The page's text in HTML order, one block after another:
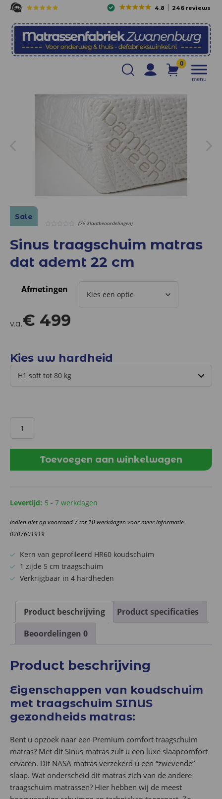
4.8 246 reviews
0
menu
Product beschrijving
Product specificaties
Beoordelingen 0
Product beschrijving
Eigenschappen van koudschuim
met traagschuim SINUS
gezondheids matras:
Bent u opzoek naar een Premium comfort traagschuim
matras? Met dit Sinus matras zult u een luxe slaapcomfort
ervaren. Dit NASA matras verzekerd u een “zwevende”
slaap. Wat onderscheid dit matras zich van de andere
traagschuim matrassen? Hier hebben wij de meest
Sale
of
5
(75 klantbeoordelingen)
Sinus traagschuim matras
dat ademt 22 cm
Afmetingen
v.a.€ 499
Kies uw hardheid
matras
ademt
aantal
Toevoegen aan winkelwagen
Levertijd: 5 - 7 werkdagen
Indien niet op voorraad 7 tot 10 werkdagen voor meer informatie
0207601919
Kern van geprofileerd HR60 koudschuim
1 zijde 5 cm traagschuim
Verkrijgbaar in 4 hardheden